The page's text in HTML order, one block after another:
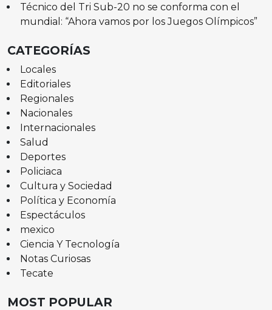
Técnico del Tri Sub-20 no se conforma con el
mundial: “Ahora vamos por los Juegos Olímpicos”
CATEGORÍAS
Locales
Editoriales
Regionales
Nacionales
Internacionales
Salud
Deportes
Policiaca
Cultura y Sociedad
Política y Economía
Espectáculos
mexico
Ciencia Y Tecnología
Notas Curiosas
Tecate
MOST POPULAR